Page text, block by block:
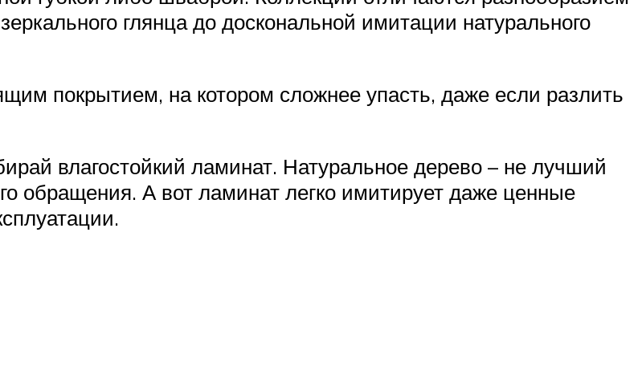
глянца до доскональной имитации натурального
покрытием, на котором сложнее упасть, даже если разлить
влагостойкий ламинат. Натуральное дерево – не лучший
обращения. А вот ламинат легко имитирует даже ценные